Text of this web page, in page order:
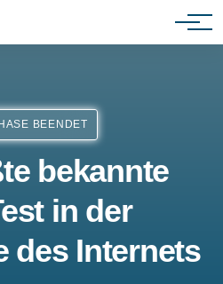
BEENDET
bekannte
in der
des Internets